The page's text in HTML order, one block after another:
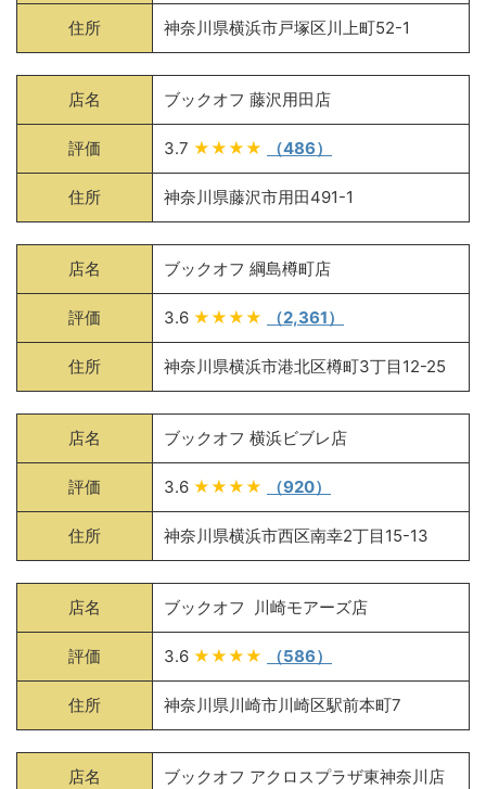
住所 神奈川県横浜市戸塚区川上町52-1
店名 ブックオフ 藤沢用田店
評価 3.7 ★★★★ （486）
住所 神奈川県藤沢市用田491-1
店名 ブックオフ 綱島樽町店
評価 3.6 ★★★★ （2,361）
住所 神奈川県横浜市港北区樽町3丁目12-25
店名 ブックオフ 横浜ビブレ店
評価 3.6 ★★★★ （920）
住所 神奈川県横浜市西区南幸2丁目15-13
店名 ブックオフ 川崎モアーズ店
評価 3.6 ★★★★ （586）
住所 神奈川県川崎市川崎区駅前本町7
店名 ブックオフ アクロスプラザ東神奈川店